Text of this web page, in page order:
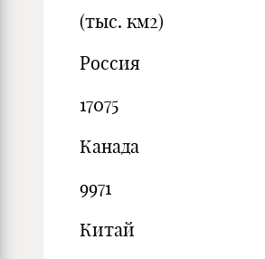
(тыс. км2)
Россия
17075
Канада
9971
Китай